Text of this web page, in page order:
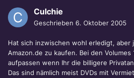
Culchie
Geschrieben 6. Oktober 2005
Hat sich inzwischen wohl erledigt,
Amazon.de zu kaufen. Bei den Volumes
aufpassen wenn Ihr die billigere
Das sind nämlich meist DVDs mit